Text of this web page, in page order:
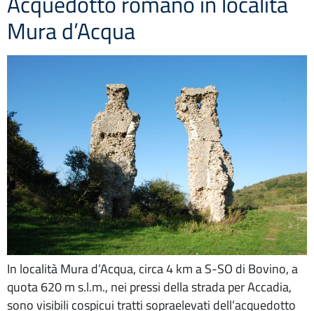
Mura d’Acqua
In località Mura d’Acqua, circa 4 km a S-SO di Bovino, a
quota 620 m s.l.m., nei pressi della strada per Accadia,
sono visibili cospicui tratti sopraelevati dell’acquedotto